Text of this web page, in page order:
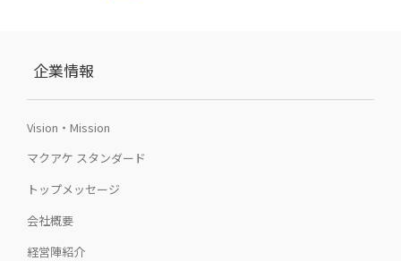
企業情報
Vision・Mission
マクアケ スタンダード
トップメッセージ
会社概要
経営陣紹介